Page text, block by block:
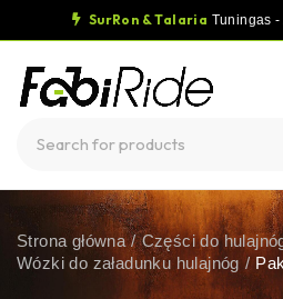
SurRon & Talaria Tuningas
Strona główna / Części do
Wózki do załadunku hulajnóg /